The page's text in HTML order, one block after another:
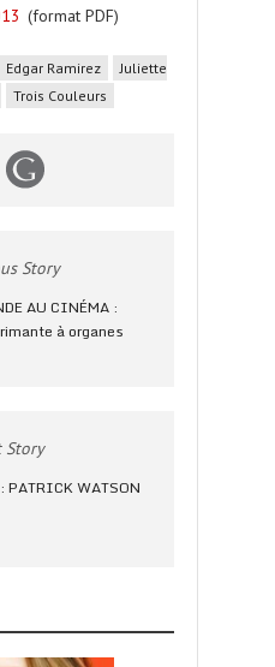
(format PDF)
Edgar Ramirez
Juliette
Trois Couleurs
Story
AU CINÉMA :
à organes
Story
WATSON